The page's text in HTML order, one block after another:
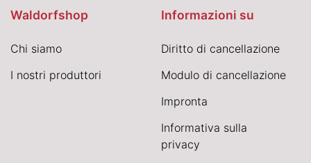
Waldorfshop
Chi siamo
I nostri produttori
Informazioni su
Diritto di cancellazione
Modulo di cancellazione
Impronta
Informativa sulla
privacy